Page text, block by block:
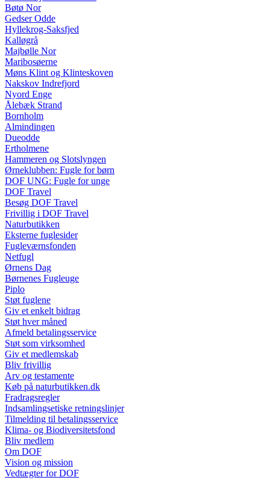
Bøtø Nor
Gedser Odde
Hyllekrog-Saksfjed
Kalløgrå
Majbølle Nor
Maribosøerne
Møns Klint og Klinteskoven
Nakskov Indrefjord
Nyord Enge
Ålebæk Strand
Bornholm
Almindingen
Dueodde
Ertholmene
Hammeren og Slotslyngen
Ørneklubben: Fugle for børn
DOF UNG: Fugle for unge
DOF Travel
Besøg DOF Travel
Frivillig i DOF Travel
Naturbutikken
Eksterne fuglesider
Fugleværnsfonden
Netfugl
Ørnens Dag
Børnenes Fugleuge
Piplo
Støt fuglene
Giv et enkelt bidrag
Støt hver måned
Afmeld betalingsservice
Støt som virksomhed
Giv et medlemskab
Bliv frivillig
Arv og testamente
Køb på naturbutikken.dk
Fradragsregler
Indsamlingsetiske retningslinjer
Tilmelding til betalingsservice
Klima- og Biodiversitetsfond
Bliv medlem
Om DOF
Vision og mission
Vedtægter for DOF